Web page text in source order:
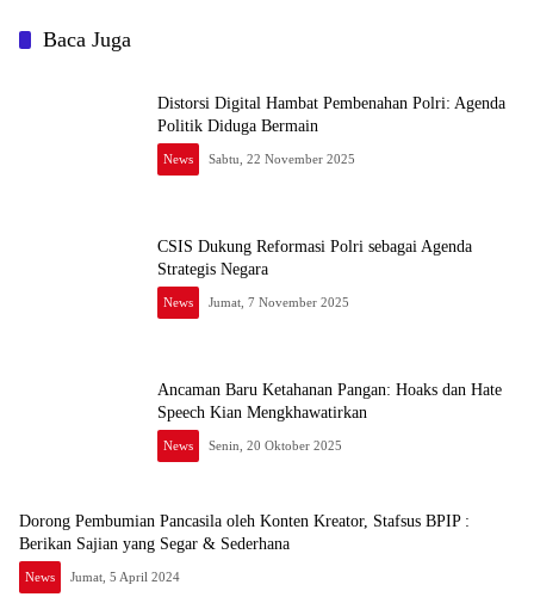
Baca Juga
Distorsi Digital Hambat Pembenahan Polri: Agenda
Politik Diduga Bermain
News Sabtu, 22 November 2025
CSIS Dukung Reformasi Polri sebagai Agenda
Strategis Negara
News Jumat, 7 November 2025
Ancaman Baru Ketahanan Pangan: Hoaks dan Hate
Speech Kian Mengkhawatirkan
News Senin, 20 Oktober 2025
Dorong Pembumian Pancasila oleh Konten Kreator, Stafsus BPIP :
Berikan Sajian yang Segar & Sederhana
News Jumat, 5 April 2024